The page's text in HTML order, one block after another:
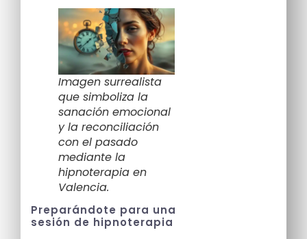
Imagen surrealista
que simboliza la
sanación emocional
y la reconciliación
con el pasado
mediante la
hipnoterapia en
Valencia.
Preparándote para una
sesión de hipnoterapia